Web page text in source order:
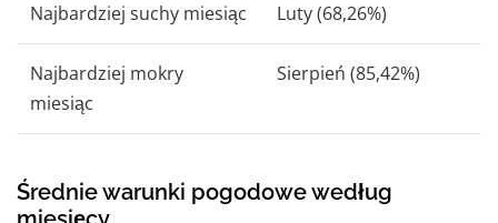
Najbardziej suchy miesiąc Luty (68,26%)
Najbardziej mokry
miesiąc
Sierpień (85,42%)
Średnie warunki pogodowe według